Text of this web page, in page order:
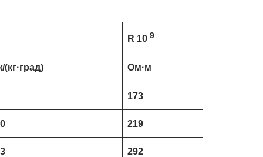
R 10 9
(кг·град) Ом·м
173
219
292